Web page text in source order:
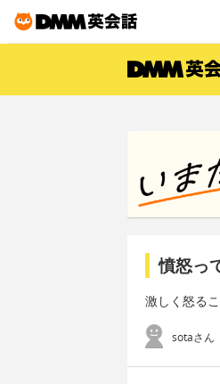
憤怒っ
激しく怒る
sotaさん